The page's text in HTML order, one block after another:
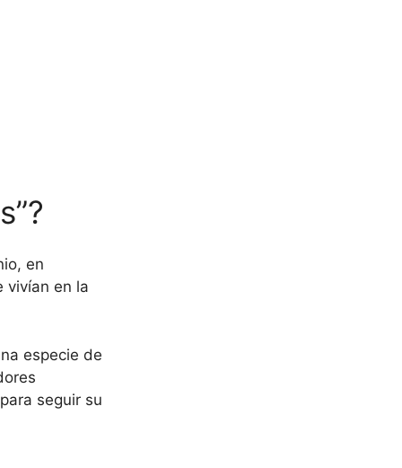
en
vivían en la
especie de
seguir su